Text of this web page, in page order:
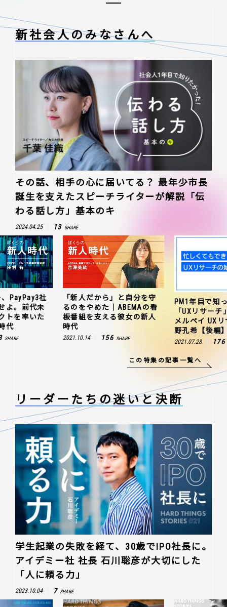
新社会人のみなさんへ
その話、相手の心に届いてる？ 最年少市長
誕生を支えたスピーチライターが解説「伝
わる話し方」基本のキ
2024.04.25 13 SHARE
PayPay3社
よ。前代未
トを率いた
代
SHARE
「新人だから」と自分を守
るのをやめた｜ABEMAの看
板番組を支える彼女の新人
時代
2021.10.14 156 SHARE
PM1年目で知
「UXリサーチ
メルペイ UX
野孔希【後編】
2021.07.28 176
この特集の記事一覧へ
リーダーたちの迷いと決断
学生起業の失敗を経て、30歳でIPO社長に。
アイデミー社 社長 石川聡彦が大切にした
「人に頼る力」
2023.10.04 7 SHARE